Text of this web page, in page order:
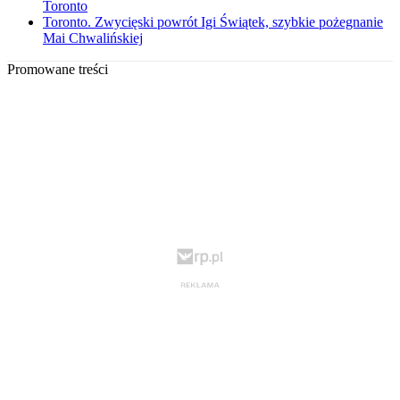
Toronto
Toronto. Zwycięski powrót Igi Świątek, szybkie pożegnanie
Mai Chwalińskiej
Promowane treści